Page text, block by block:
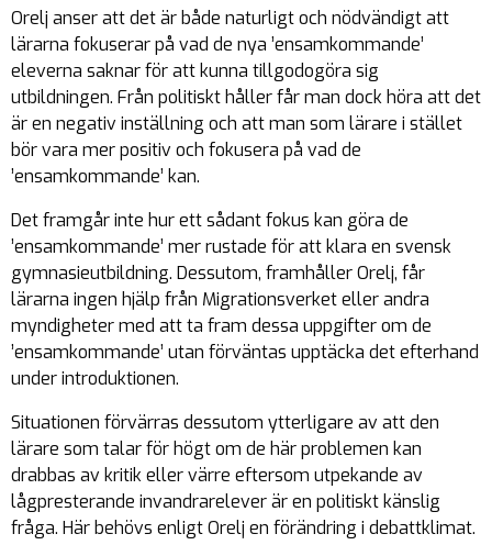
Orelj anser att det är både naturligt och nödvändigt att
lärarna fokuserar på vad de nya ’ensamkommande’
eleverna saknar för att kunna tillgodogöra sig
utbildningen. Från politiskt håller får man dock höra att det
är en negativ inställning och att man som lärare i stället
bör vara mer positiv och fokusera på vad de
’ensamkommande’ kan.
Det framgår inte hur ett sådant fokus kan göra de
’ensamkommande’ mer rustade för att klara en svensk
gymnasieutbildning. Dessutom, framhåller Orelj, får
lärarna ingen hjälp från Migrationsverket eller andra
myndigheter med att ta fram dessa uppgifter om de
’ensamkommande’ utan förväntas upptäcka det efterhand
under introduktionen.
Situationen förvärras dessutom ytterligare av att den
lärare som talar för högt om de här problemen kan
drabbas av kritik eller värre eftersom utpekande av
lågpresterande invandrarelever är en politiskt känslig
fråga. Här behövs enligt Orelj en förändring i debattklimat.